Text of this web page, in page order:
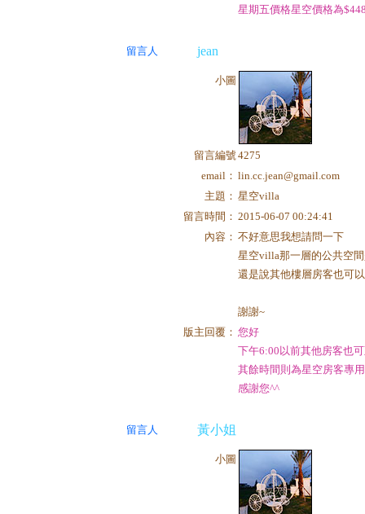
星期五價格星空價格為
留言人 jean
小圖
留言編號4275
email： lin.cc.jean@gmail.com
主題： 星空villa
留言時間： 2015-06-07 00:24:41
內容： 不好意思我想請問一下
星空villa那一層的公共空
還是說其他樓層房客也可
謝謝~
版主回覆： 您好
下午6:00以前其他房客也
其餘時間則為星空房客專用
感謝您^^
留言人 黃小姐
小圖